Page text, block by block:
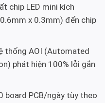
chip LED mini kích
x 0.3mm) đến chip
thống AOI (Automated
phát hiện 100% lỗi gắn
board PCB/ngày tùy theo